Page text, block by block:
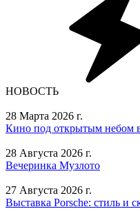
НОВОСТЬ
28 Марта 2026 г.
Кино под открытым небом
28 Августа 2026 г.
Вечеринка Музлото
27 Августа 2026 г.
Выставка Porsche: стиль и